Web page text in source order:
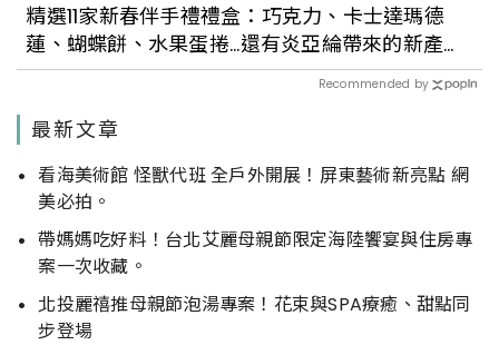
精選11家新春伴手禮禮盒：巧克力、卡士達瑪德
蓮、蝴蝶餅、水果蛋捲...還有炎亞綸帶來的新產
品！
Recommended by
最新文章
看海美術館 怪獸代班 全戶外開展！屏東藝術新亮點 網
美必拍。
帶媽媽吃好料！台北艾麗母親節限定海陸饗宴與住房專
案一次收藏。
北投麗禧推母親節泡湯專案！花束與SPA療癒、甜點同
步登場